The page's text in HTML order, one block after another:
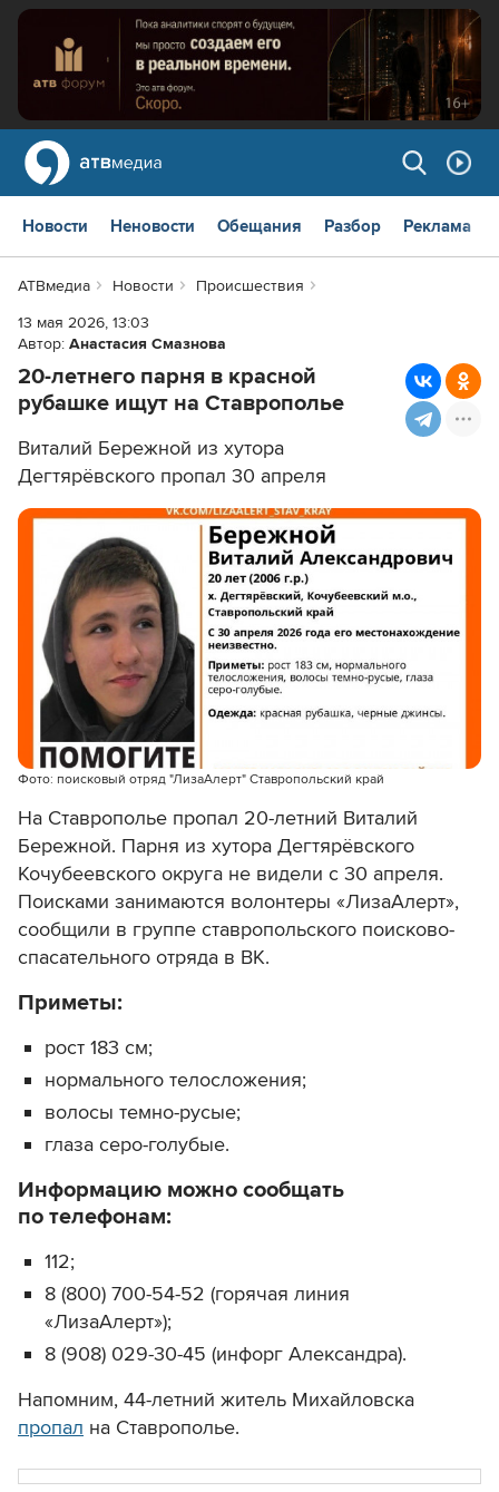
Новости Неновости Обещания Разбор Реклама
АТВмедиа Новости
Происшествия
13 мая 2026, 13:03
Автор: Анастасия Смазнова
20-летнего парня в красной
рубашке ищут на Ставрополье
Виталий Бережной из хутора
Дегтярёвского пропал 30 апреля
Фото: поисковый отряд "ЛизаАлерт" Ставропольский край
На Ставрополье пропал 20-летний Виталий
Бережной. Парня из хутора Дегтярёвского
Кочубеевского округа не видели с 30 апреля.
Поисками занимаются волонтеры «ЛизаАлерт»,
сообщили в группе ставропольского поисково-
спасательного отряда в ВК.
Приметы:
рост 183 см;
нормального телосложения;
волосы темно-русые;
глаза серо-голубые.
Информацию можно сообщать
по телефонам:
112;
8 (800) 700-54-52 (горячая линия
«ЛизаАлерт»);
8 (908) 029-30-45 (инфорг Александра).
Напомним, 44-летний житель Михайловска
пропал на Ставрополье.